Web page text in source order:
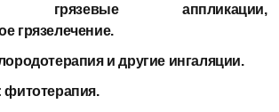
грязевые аппликации,
грязелечение.
и другие ингаляции.
фитотерапия.